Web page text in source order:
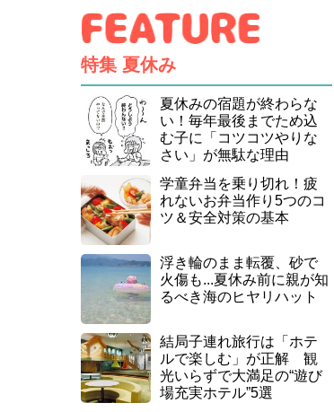
特集 夏休み
夏休みの宿題が終わらな
い！毎年最後までため込
む子に「コツコツやりな
さい」が無駄な理由
学童弁当を乗り切れ！疲
れないお弁当作り5つのコ
ツ＆安全対策の基本
浮き輪のまま転覆、砂で
火傷も...夏休み前に親が知
るべき海のヒヤリハット
結局子連れ旅行は「ホテ
ルで楽しむ」が正解 観
光いらずで大満足の“遊び
場充実ホテル”5選